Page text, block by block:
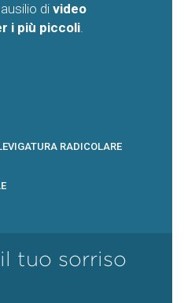
divideo
i più piccoli.
RADICOLARE
tuo sorriso